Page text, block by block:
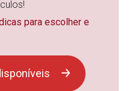
para escolher e